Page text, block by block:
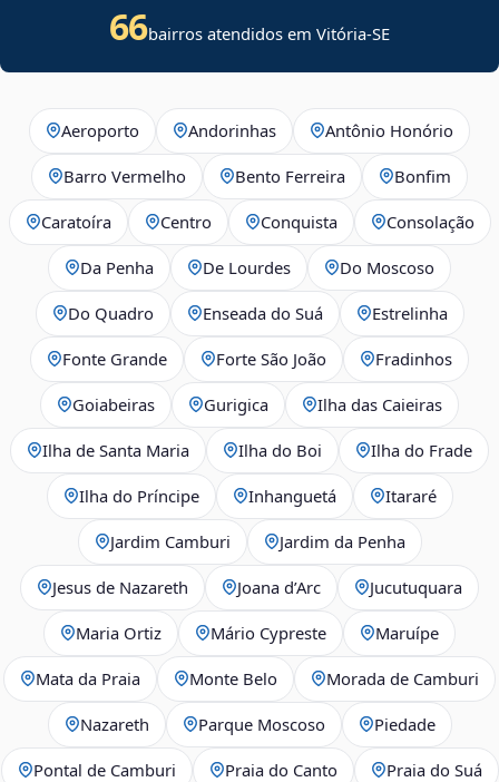
66bairros atendidos em Vitória-SE
Aeroporto Andorinhas Antônio Honório
Barro Vermelho Bento Ferreira Bonfim
Caratoíra Centro Conquista Consolação
Da Penha De Lourdes Do Moscoso
Do Quadro Enseada do Suá Estrelinha
Fonte Grande Forte São João Fradinhos
Goiabeiras Gurigica Ilha das Caieiras
Ilha de Santa Maria Ilha do Boi Ilha do Frade
Ilha do Príncipe Inhanguetá Itararé
Jardim Camburi Jardim da Penha
Jesus de Nazareth Joana d’Arc Jucutuquara
Maria Ortiz Mário Cypreste Maruípe
Mata da Praia Monte Belo Morada de Camburi
Nazareth Parque Moscoso Piedade
Pontal de Camburi Praia do Canto Praia do Suá